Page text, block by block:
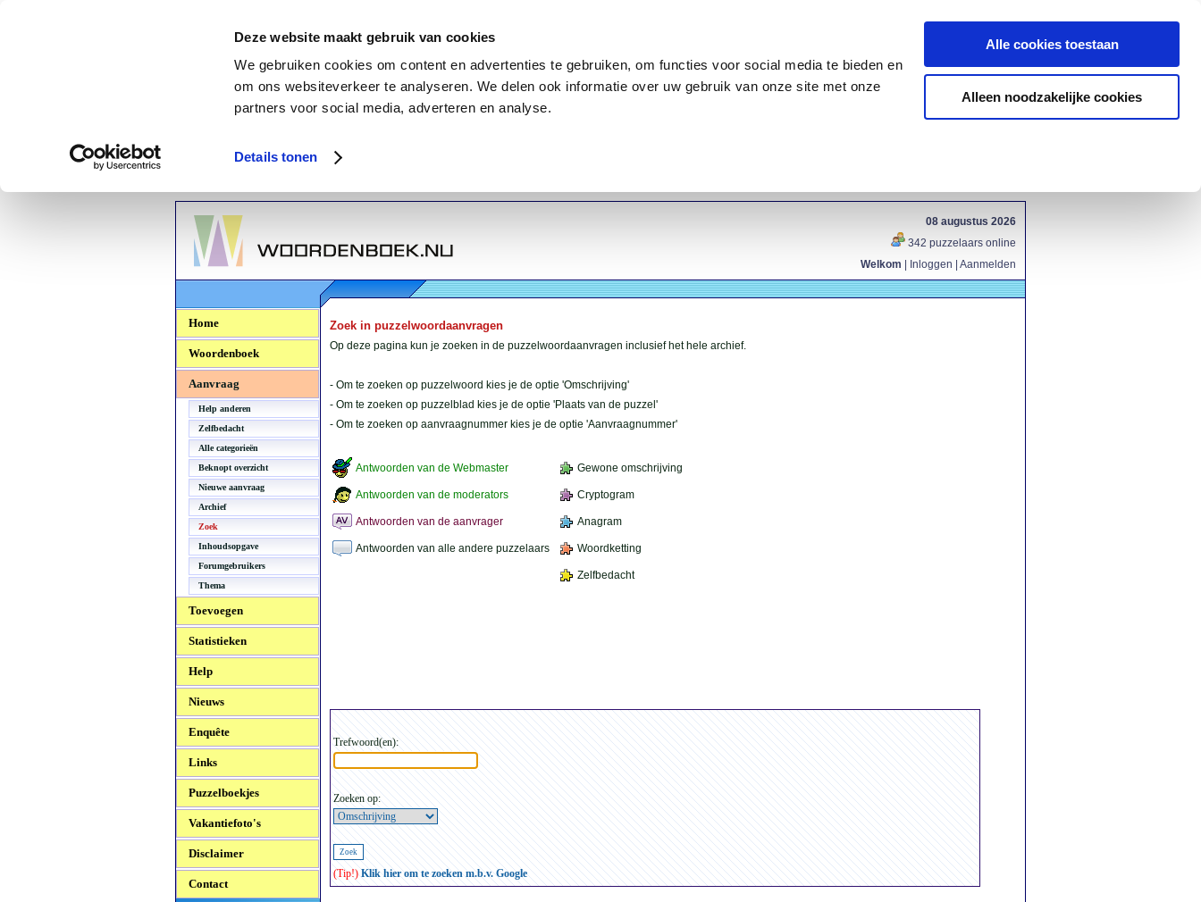
Deze website maakt gebruik van cookies
We gebruiken cookies om content en advertenties te gebruiken, om functies voor social media te bieden en
om ons websiteverkeer te analyseren. We delen ook informatie over uw gebruik van onze site met onze
partners voor social media, adverteren en analyse.
Details tonen
Alle cookies toestaan
Alleen noodzakelijke cookies
Woordenboek.NU
08 augustus 2026
342 puzzelaars online
Welkom
Inloggen Aanmelden
Home
Woordenboek
Aanvraag
Help anderen
Zelfbedacht
Alle categorieën
Beknopt overzicht
Nieuwe aanvraag
Archief
Zoek
Inhoudsopgave
Forumgebruikers
Thema
Toevoegen
Statistieken
Help
Nieuws
Enquête
Links
Puzzelboekjes
Vakantiefoto's
Disclaimer
Contact
Zoek in puzzelwoordaanvragen
Op deze pagina kun je zoeken in de puzzelwoordaanvragen inclusief het hele archief.
- Om te zoeken op puzzelwoord kies je de optie 'Omschrijving'
- Om te zoeken op puzzelblad kies je de optie 'Plaats van de puzzel'
- Om te zoeken op aanvraagnummer kies je de optie 'Aanvraagnummer'
Antwoorden van de Webmaster Gewone omschrijving
Antwoorden van de moderators Cryptogram
Antwoorden van de aanvrager Anagram
Antwoorden van alle andere puzzelaars Woordketting
Zelfbedacht
Trefwoord(en):
Zoeken op:
(Tip!) Klik hier om te zoeken m.b.v. Google